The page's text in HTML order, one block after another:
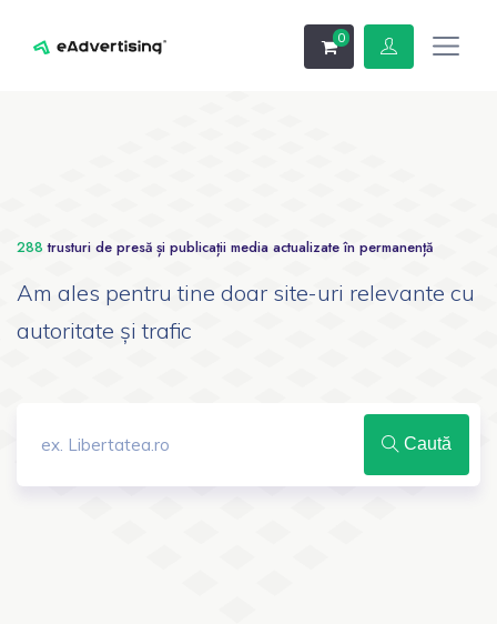
0
288 trusturi de presă și publicații media actualizate în permanență
Am ales pentru tine doar site-uri relevante cu
autoritate și trafic
Caută